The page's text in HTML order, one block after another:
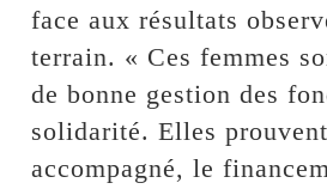
face aux résultats
terrain. « Ces femmes
de bonne gestion des
solidarité. Elles
accompagné, le